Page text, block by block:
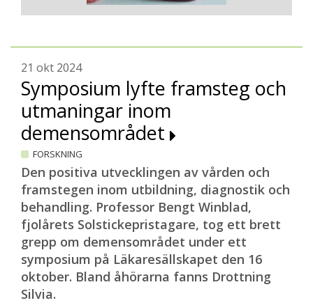
21 okt 2024
Symposium lyfte framsteg och
utmaningar inom
demensområdet
FORSKNING
Den positiva utvecklingen av vården och
framstegen inom utbildning, diagnostik och
behandling. Professor Bengt Winblad,
fjolårets Solstickepristagare, tog ett brett
grepp om demensområdet under ett
symposium på Läkaresällskapet den 16
oktober. Bland åhörarna fanns Drottning
Silvia.